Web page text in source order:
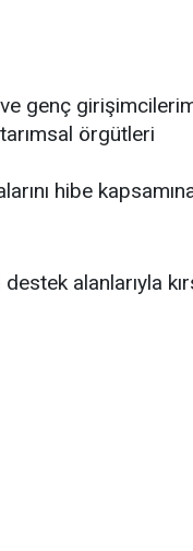
genç
örgütleri
hibe
alanlarıyla